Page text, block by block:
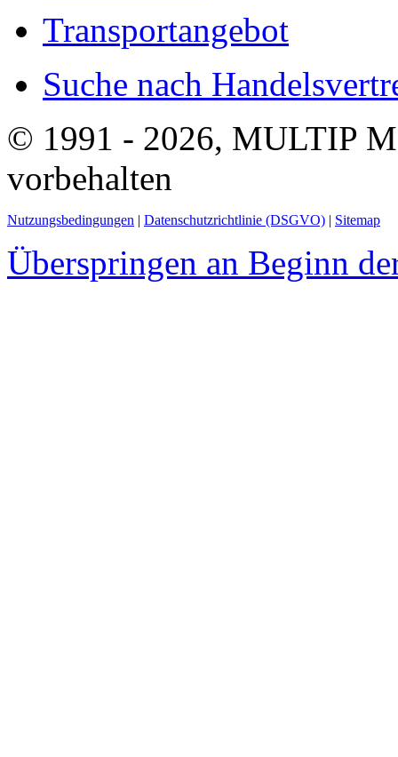
Transportangebot
Suche nach
© 1991 - 2026, MULTIP
vorbehalten
Nutzungsbedingungen | Datenschutzrichtlinie (DSGVO) | Sitemap
Überspringen an Beginn